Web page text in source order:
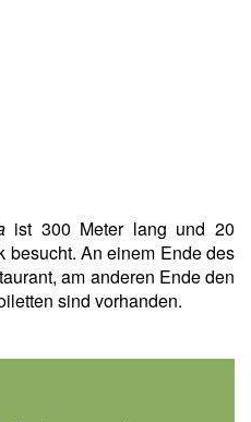
ist 300 Meter lang und 20
besucht. An einem Ende des
am anderen Ende den
sind vorhanden.